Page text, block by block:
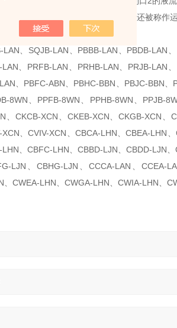
2的背压不会影响阀的设定值。此阀还被称作
、SQJB-LAN、PBBB-LAN、PBDB-LAN
、PRFB-LAN、PRHB-LAN、PRJB-LAN
、PBFC-ABN、PBHC-BBN、PBJC-BBN、
8WN、PPFB-8WN、PPHB-8WN、PPJB-
CKCB-XCN、CKEB-XCN、CKGB-XCN、
、CVIV-XCN、CBCA-LHN、CBEA-LHN
、CBFC-LHN、CBBD-LJN、CBDD-LJN
LJN、CBHG-LJN、CCCA-LAN、CCEA-
CWEA-LHN、CWGA-LHN、CWIA-LHN、